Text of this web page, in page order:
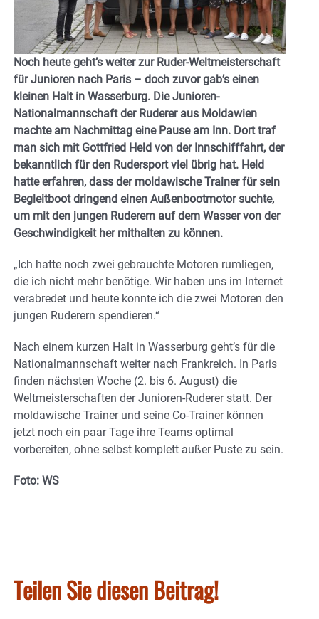
Noch heute geht’s weiter zur Ruder-Weltmeisterschaft
für Junioren nach Paris – doch zuvor gab’s einen
kleinen Halt in Wasserburg. Die Junioren-
Nationalmannschaft der Ruderer aus Moldawien
machte am Nachmittag eine Pause am Inn. Dort traf
man sich mit Gottfried Held von der Innschifffahrt, der
bekanntlich für den Rudersport viel übrig hat. Held
hatte erfahren, dass der moldawische Trainer für sein
Begleitboot dringend einen Außenbootmotor suchte,
um mit den jungen Ruderern auf dem Wasser von der
Geschwindigkeit her mithalten zu können.
„Ich hatte noch zwei gebrauchte Motoren rumliegen,
die ich nicht mehr benötige. Wir haben uns im Internet
verabredet und heute konnte ich die zwei Motoren den
jungen Ruderern spendieren.“
Nach einem kurzen Halt in Wasserburg geht’s für die
Nationalmannschaft weiter nach Frankreich. In Paris
finden nächsten Woche (2. bis 6. August) die
Weltmeisterschaften der Junioren-Ruderer statt. Der
moldawische Trainer und seine Co-Trainer können
jetzt noch ein paar Tage ihre Teams optimal
vorbereiten, ohne selbst komplett außer Puste zu sein.
Foto: WS
Teilen Sie diesen Beitrag!